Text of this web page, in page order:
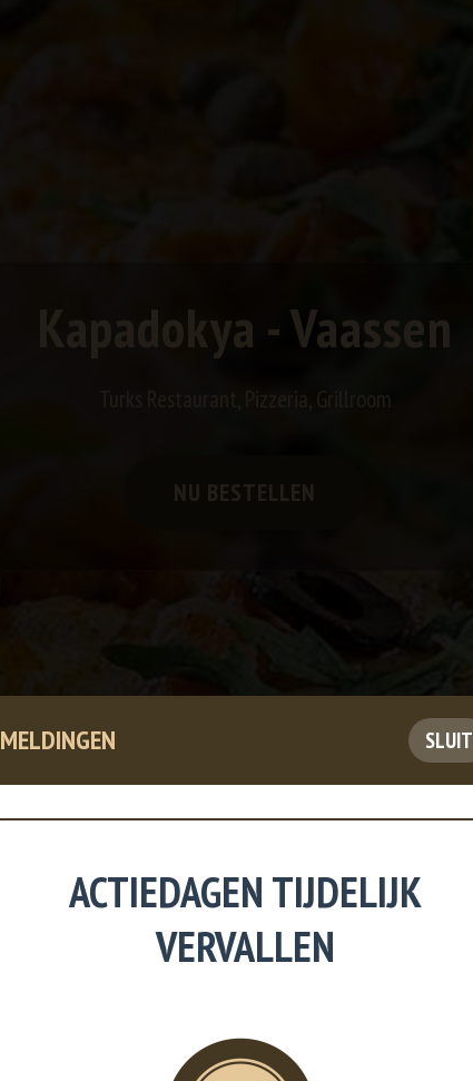
Kapadokya - Vaassen
Turks Restaurant, Pizzeria, Grillroom
NU BESTELLEN
MELDINGEN SLUIT
ACTIEDAGEN TIJDELIJK
VERVALLEN